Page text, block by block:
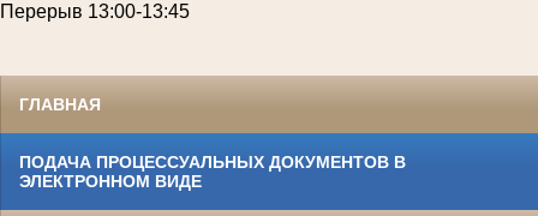
Перерыв 13:00-13:45
ГЛАВНАЯ
ПОДАЧА ПРОЦЕССУАЛЬНЫХ ДОКУМЕНТОВ В
ЭЛЕКТРОННОМ ВИДЕ